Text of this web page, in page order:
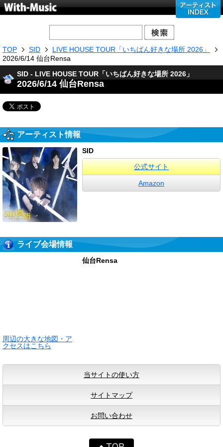
TOP SID
LIVE HOUSE TOUR「いちばん好きな場所 2026」
2026/6/14 仙台Rensa
SID - LIVE HOUSE TOUR「いちばん好きな場所 2026」
2026/6/14 仙台Rensa
アーティスト情報
SID
公式サイト
Amazon
ライブ会場情報
周辺の大きな地図・ア
クセスはこちら
仙台Rensa
当サイトの使い方
サイトマップ
お問い合わせ